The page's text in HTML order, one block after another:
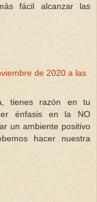
fácil alcanzar las
de 2020 a las
tienes razón en tu
énfasis en la NO
un ambiente positivo
hacer nuestra